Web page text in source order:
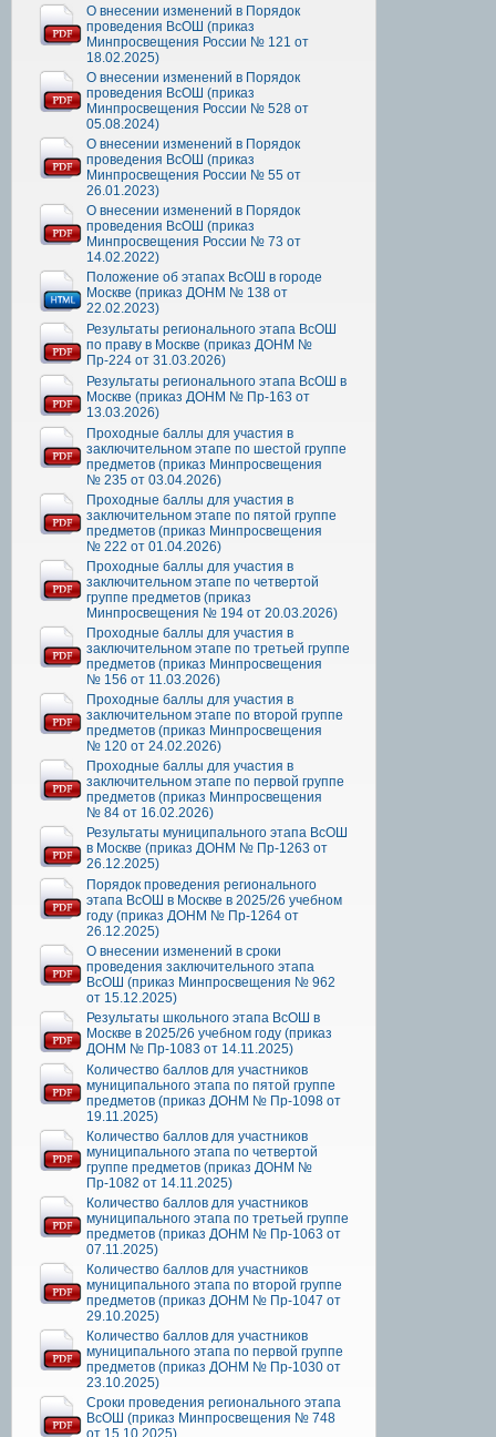
О внесении изменений в Порядок
проведения ВсОШ (приказ
Минпросвещения России № 121 от
18.02.2025)
О внесении изменений в Порядок
проведения ВсОШ (приказ
Минпросвещения России № 528 от
05.08.2024)
О внесении изменений в Порядок
проведения ВсОШ (приказ
Минпросвещения России № 55 от
26.01.2023)
О внесении изменений в Порядок
проведения ВсОШ (приказ
Минпросвещения России № 73 от
14.02.2022)
Положение об этапах ВсОШ в городе
Москве (приказ ДОНМ № 138 от
22.02.2023)
Результаты регионального этапа ВсОШ
по праву в Москве (приказ ДОНМ №
Пр-224 от 31.03.2026)
Результаты регионального этапа ВсОШ в
Москве (приказ ДОНМ № Пр-163 от
13.03.2026)
Проходные баллы для участия в
заключительном этапе по шестой группе
предметов (приказ Минпросвещения
№ 235 от 03.04.2026)
Проходные баллы для участия в
заключительном этапе по пятой группе
предметов (приказ Минпросвещения
№ 222 от 01.04.2026)
Проходные баллы для участия в
заключительном этапе по четвертой
группе предметов (приказ
Минпросвещения № 194 от 20.03.2026)
Проходные баллы для участия в
заключительном этапе по третьей группе
предметов (приказ Минпросвещения
№ 156 от 11.03.2026)
Проходные баллы для участия в
заключительном этапе по второй группе
предметов (приказ Минпросвещения
№ 120 от 24.02.2026)
Проходные баллы для участия в
заключительном этапе по первой группе
предметов (приказ Минпросвещения
№ 84 от 16.02.2026)
Результаты муниципального этапа ВсОШ
в Москве (приказ ДОНМ № Пр-1263 от
26.12.2025)
Порядок проведения регионального
этапа ВсОШ в Москве в 2025/26 учебном
году (приказ ДОНМ № Пр-1264 от
26.12.2025)
О внесении изменений в сроки
проведения заключительного этапа
ВсОШ (приказ Минпросвещения № 962
от 15.12.2025)
Результаты школьного этапа ВсОШ в
Москве в 2025/26 учебном году (приказ
ДОНМ № Пр-1083 от 14.11.2025)
Количество баллов для участников
муниципального этапа по пятой группе
предметов (приказ ДОНМ № Пр-1098 от
19.11.2025)
Количество баллов для участников
муниципального этапа по четвертой
группе предметов (приказ ДОНМ №
Пр-1082 от 14.11.2025)
Количество баллов для участников
муниципального этапа по третьей группе
предметов (приказ ДОНМ № Пр-1063 от
07.11.2025)
Количество баллов для участников
муниципального этапа по второй группе
предметов (приказ ДОНМ № Пр-1047 от
29.10.2025)
Количество баллов для участников
муниципального этапа по первой группе
предметов (приказ ДОНМ № Пр-1030 от
23.10.2025)
Сроки проведения регионального этапа
ВсОШ (приказ Минпросвещения № 748
от 15.10.2025)